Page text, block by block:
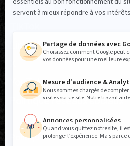
Instagram
LinkedIn
YouTube
Politique réseaux sociaux
Politique de confidentialité